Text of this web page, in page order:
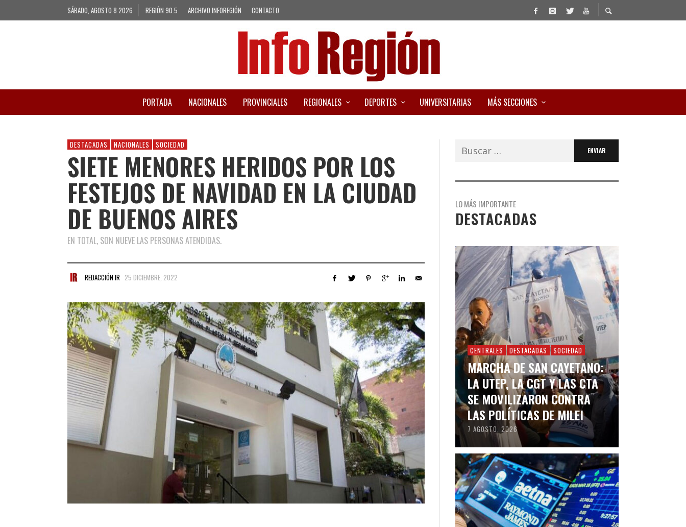
SÁBADO, AGOSTO 8 2026 REGIÓN 90.5 ARCHIVO INFOREGIÓN CONTACTO
PORTADA NACIONALES PROVINCIALES REGIONALES DEPORTES UNIVERSITARIAS MÁS SECCIONES
DESTACADAS NACIONALES SOCIEDAD
SIETE MENORES HERIDOS POR LOS
FESTEJOS DE NAVIDAD EN LA CIUDAD
DE BUENOS AIRES
EN TOTAL, SON NUEVE LAS PERSONAS ATENDIDAS.
REDACCIÓN IR 25 DICIEMBRE, 2022
Buscar:
LO MÁS IMPORTANTE
DESTACADAS
CENTRALES DESTACADAS SOCIEDAD
MARCHA DE SAN CAYETANO:
LA UTEP, LA CGT Y LAS CTA
SE MOVILIZARON CONTRA
LAS POLÍTICAS DE MILEI
7 AGOSTO, 2026